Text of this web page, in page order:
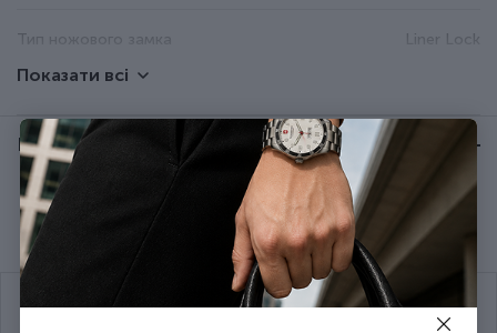
Тип ножового замка Liner Lock
Ширина (см)
Товщина (см)
Довжина складаного ножа
(мм)
Показати всі
Відгуки:
Рекомендуємо купити разом